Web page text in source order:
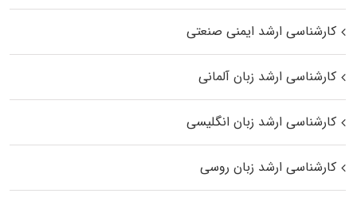
کارشناسی ارشد ایمنی صنعتی
کارشناسی ارشد زبان آلمانی
کارشناسی ارشد زبان انگلیسی
کارشناسی ارشد زبان روسی